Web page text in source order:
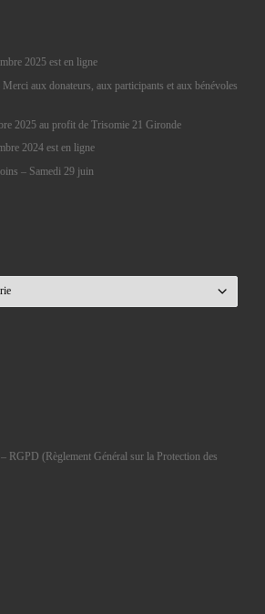
2025 est en ligne
aux donateurs, aux participants et aux bénévoles
2025 au profit de Trisomie 21 Gironde
2024 est en ligne
– Samedi 29 juin
RGPD (Règlement Général sur la Protection des